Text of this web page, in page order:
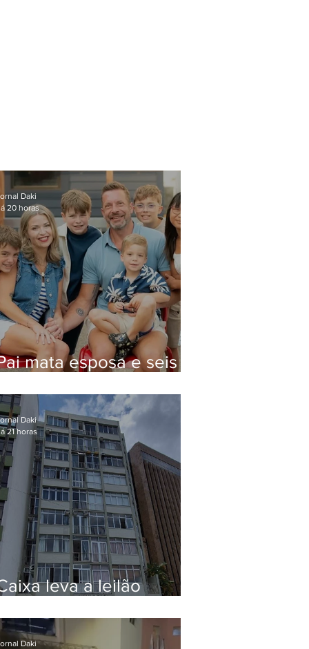
mata esposa e seis
Daki
20 horas
leva a leilão
em Botafogo
Daki
21 horas
Daki